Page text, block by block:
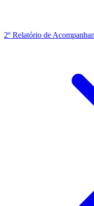
2º Relatório de